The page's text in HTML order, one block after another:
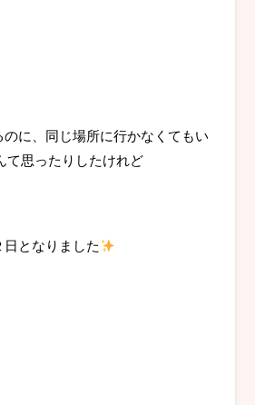
のに、同じ場所に行かなくてもい
て思ったりしたけれど
となりました